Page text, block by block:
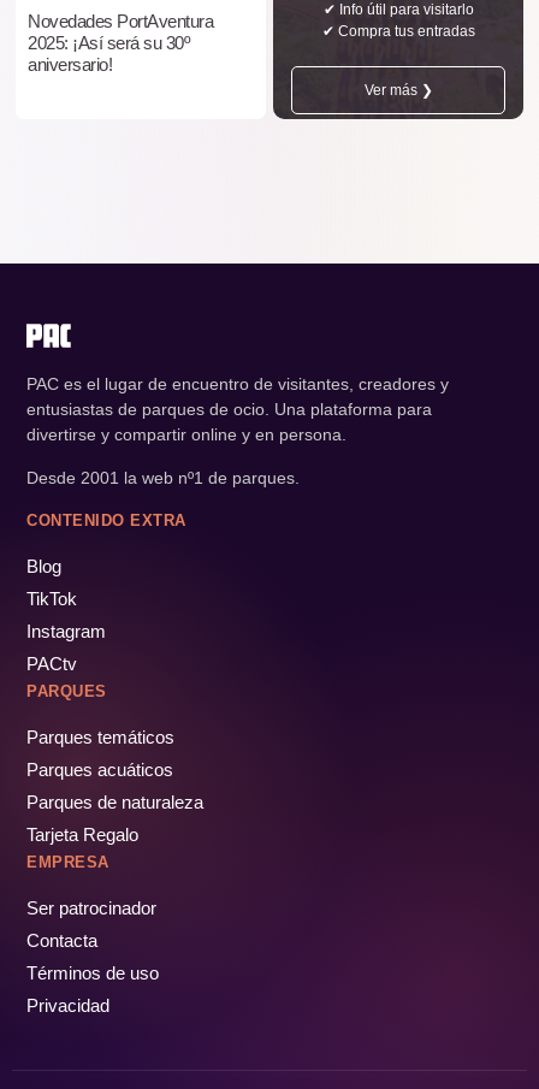
Novedades PortAventura
2025: ¡Así será su 30º
aniversario!
✔ Info útil para visitarlo
✔ Compra tus entradas
Ver más ❯
PAC es el lugar de encuentro de visitantes, creadores y
entusiastas de parques de ocio. Una plataforma para
divertirse y compartir online y en persona.
Desde 2001 la web nº1 de parques.
CONTENIDO EXTRA
Blog
TikTok
Instagram
PACtv
PARQUES
Parques temáticos
Parques acuáticos
Parques de naturaleza
Tarjeta Regalo
EMPRESA
Ser patrocinador
Contacta
Términos de uso
Privacidad